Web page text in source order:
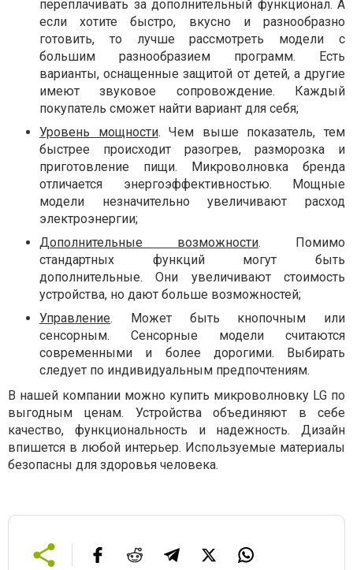
переплачивать за дополнительный функционал. А
если хотите быстро, вкусно и разнообразно
готовить, то лучше рассмотреть модели с
большим разнообразием программ. Есть
варианты, оснащенные защитой от детей, а другие
имеют звуковое сопровождение. Каждый
покупатель сможет найти вариант для себя;
Уровень мощности. Чем выше показатель, тем
быстрее происходит разогрев, разморозка и
приготовление пищи. Микроволновка бренда
отличается энергоэффективностью. Мощные
модели незначительно увеличивают расход
электроэнергии;
Дополнительные возможности. Помимо
стандартных функций могут быть
дополнительные. Они увеличивают стоимость
устройства, но дают больше возможностей;
Управление. Может быть кнопочным или
сенсорным. Сенсорные модели считаются
современными и более дорогими. Выбирать
следует по индивидуальным предпочтениям.
В нашей компании можно купить микроволновку LG по
выгодным ценам. Устройства объединяют в себе
качество, функциональность и надежность. Дизайн
впишется в любой интерьер. Используемые материалы
безопасны для здоровья человека.